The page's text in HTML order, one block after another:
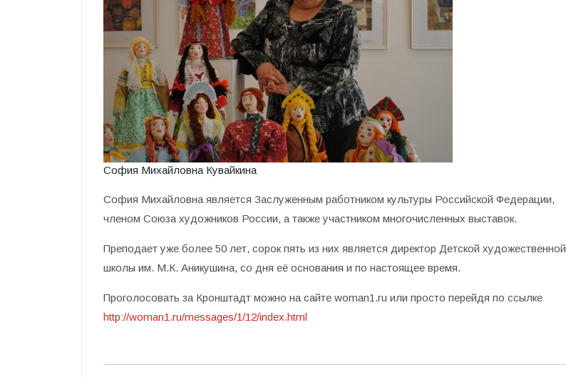
София Михайловна Кувайкина
София Михайловна является Заслуженным работником культуры Российской Федерации,
членом Союза художников России, а также участником многочисленных выставок.
Преподает уже более 50 лет, сорок пять из них является директор Детской художественной
школы им. М.К. Аникушина, со дня её основания и по настоящее время.
Проголосовать за Кронштадт можно на сайте woman1.ru или просто перейдя по ссылке
http://woman1.ru/messages/1/12/index.html